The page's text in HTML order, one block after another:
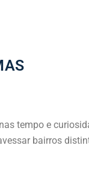
tempo e
bairros